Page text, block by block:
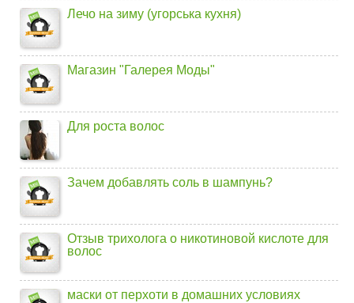
Лечо на зиму (угорська кухня)
Магазин "Галерея Моды"
Для роста волос
Зачем добавлять соль в шампунь?
Отзыв трихолога о никотиновой кислоте для
волос
маски от перхоти в домашних условиях